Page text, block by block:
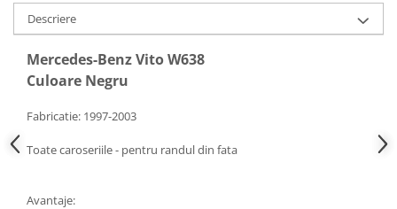
Piese si accesorii
Amortizoare hayon
Accesorii auto
Incalzire scaune
Stergatoare auto
Paravanturi auto
Descriere
Mercedes-Benz Vito W638
Culoare Negru
Fabricatie: 1997-2003
Toate caroseriile - pentru randul din fata
Avantaje: